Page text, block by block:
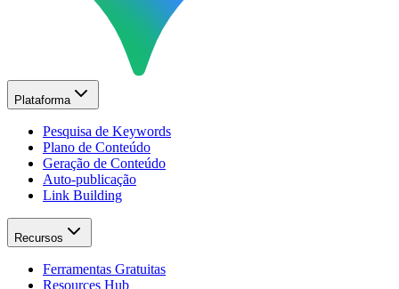
Plataforma
Pesquisa de Keywords
Plano de Conteúdo
Geração de Conteúdo
Auto-publicação
Link Building
Recursos
Ferramentas Gratuitas
Resources Hub